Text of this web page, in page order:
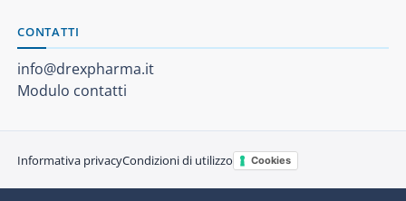
CONTATTI
info@drexpharma.it
Modulo contatti
Informativa privacyCondizioni di utilizzo Cookies